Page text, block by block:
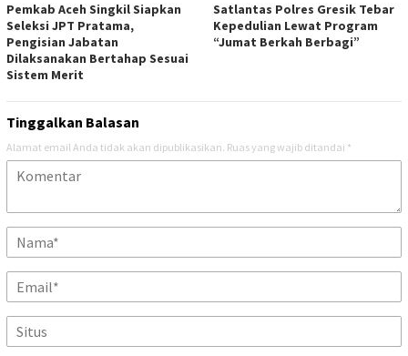
Pemkab Aceh Singkil Siapkan
Seleksi JPT Pratama,
Pengisian Jabatan
Dilaksanakan Bertahap Sesuai
Sistem Merit
Satlantas Polres Gresik Tebar
Kepedulian Lewat Program
“Jumat Berkah Berbagi”
Tinggalkan Balasan
Alamat email Anda tidak akan dipublikasikan. Ruas yang wajib ditandai *